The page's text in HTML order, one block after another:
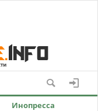
Инопресса